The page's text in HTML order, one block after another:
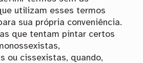
utilizam esses termos
sua própria conveniência.
que tentam pintar certos
ou cissexistas, quando,